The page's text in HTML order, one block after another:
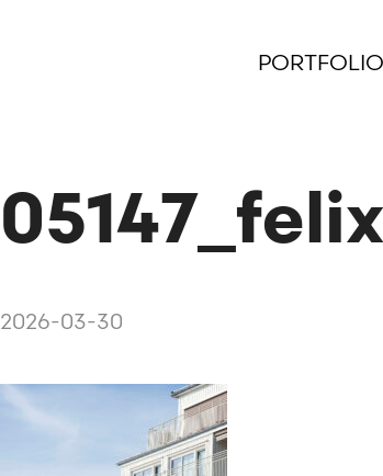
PORTFOLIO
2026-03-30